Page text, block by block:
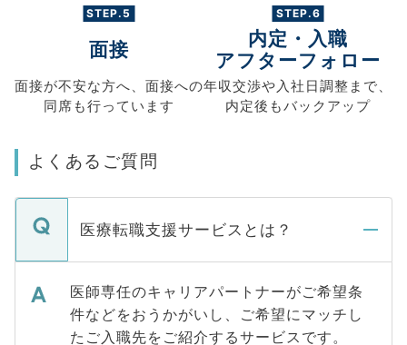
STEP.5
面接
面接が不安な方へ、 面接への
同席も行っています
STEP.6
内定・入職
アフターフォロー
年収交渉や入社日調整まで、
内定後もバックアップ
よくあるご質問
医療転職支援サービスとは？
医師専任のキャリアパートナーがご希望条
件などをおうかがいし、ご希望にマッチし
たご入職先をご紹介するサービスです。